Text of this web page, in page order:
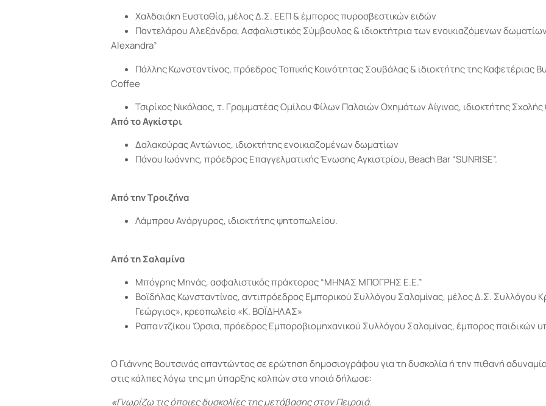
Χαλδαιάκη Ευσταθία, μέλος Δ.Σ. ΕΕΠ & έμπορος πυροσβεστικών ειδών
Παντελάρου Αλεξάνδρα, Ασφαλιστικός Σύμβουλος & ιδιοκτήτρια των ενοικιαζόμενων
Alexandra”
Πάλλης Κωνσταντίνος, πρόεδρος Τοπικής Κοινότητας Σουβάλας & ιδιοκτήτης της Καφετέριας
Coffee
Τσιρίκος Νικόλαος, τ. Γραμματέας Ομίλου Φίλων Παλαιών Οχημάτων Αίγινας, ιδιοκτήτης
Από το Αγκίστρι
Δαλακούρας Αντώνιος, ιδιοκτήτης ενοικιαζομένων δωματίων
Πάνου Ιωάννης, πρόεδρος Επαγγελματικής Ένωσης Αγκιστρίου, Beach Bar “SUNRISE”.
Από την Τροιζήνα
Λάμπρου Ανάργυρος, ιδιοκτήτης ψητοπωλείου.
Από τη Σαλαμίνα
Μπόγρης Μηνάς, ασφαλιστικός πράκτορας “ΜΗΝΑΣ ΜΠΟΓΡΗΣ Ε.Ε.”
Βοϊδήλας Κωνσταντίνος, αντιπρόεδρος Εμπορικού Συλλόγου Σαλαμίνας, μέλος Δ.Σ. Συλλόγου
Γεώργιος», κρεοπωλείο «Κ. ΒΟΪΔΗΛΑΣ»
Ραπαντζίκου Όρσια, πρόεδρος Εμποροβιομηχανικού Συλλόγου Σαλαμίνας, έμπορος
Ο Γιάννης Βουτσινάς απαντώντας σε ερώτηση δημοσιογράφου για τη δυσκολία ή την πιθανή
στις κάλπες λόγω της μη ύπαρξης καλπών στα νησιά δήλωσε:
«Γνωρίζω τις όποιες δυσκολίες της μετάβασης στον Πειραιά.